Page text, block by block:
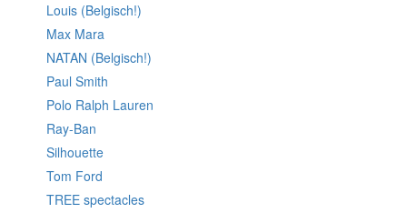
Louis (Belgisch!)
Max Mara
NATAN (Belgisch!)
Paul Smith
Polo Ralph Lauren
Ray-Ban
Silhouette
Tom Ford
TREE spectacles